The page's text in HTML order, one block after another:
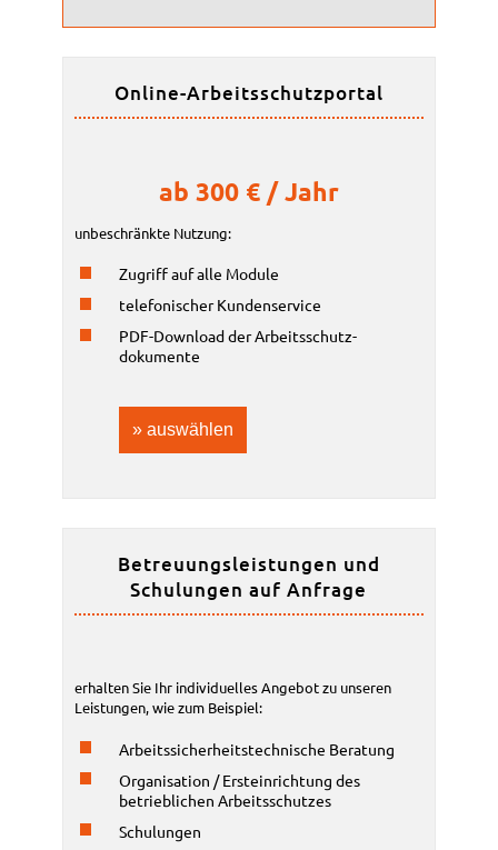
Veranstaltungen
Veröffentlichungen
Online-Arbeitsschutzportal
ab 300 € / Jahr
unbeschränkte Nutzung:
Zugriff auf alle Module
telefonischer Kundenservice
PDF-Download der Arbeitsschutz­
dokumente
» auswählen
Betreuungs­leistungen und
Schulungen auf Anfrage
erhalten Sie Ihr individuelles Angebot zu unseren
Leistung­en, wie zum Beispiel:
Arbeits­sicherheits­technische Beratung
Organisation / Ersteinrichtung des
betrieblichen Arbeits­schutzes
Schulungen